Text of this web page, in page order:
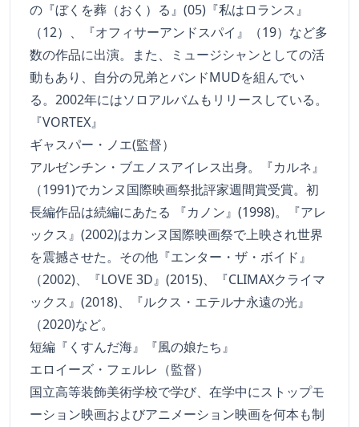
の『ぼくを葬（おく）る』(05)『私はロランス』
（12）、『オフィサーアンドスパイ』（19）など多
数の作品に出演。また、ミュージシャンとしての活
動もあり、自分の兄弟とバンドMUDを組んでい
る。2002年にはソロアルバムもリリースしている。
『VORTEX』
ギャスパー・ノエ(監督）
アルゼンチン・ブエノスアイレス出身。『カルネ』
（1991)でカンヌ国際映画祭批評家週間賞受賞。初
長編作品は続編にあたる 『カノン』(1998)。『アレ
ックス』(2002)はカンヌ国際映画祭で上映され世界
を震撼させた。その他『エンター・ザ・ボイド』
（2002)、『LOVE 3D』(2015)、『CLIMAXクライマ
ックス』(2018)、『ルクス・エテルナ永遠の光』
（2020)など。
短編『くすんだ海』『風の娘たち』
エロイーズ・フェルレ（監督）
国立高等装飾美術学校で学び、在学中にストップモ
ーション映画およびアニメーション映画を何本も制